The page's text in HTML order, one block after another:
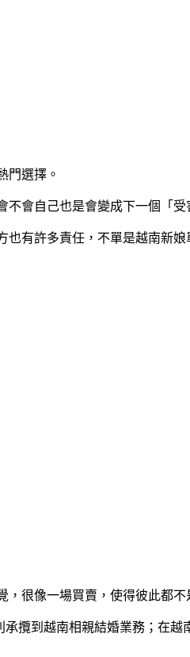
門選擇。
會自己也是會變成下一個「受
有許多責任，不單是越南新娘
很像一場買賣，使得彼此都
攬到越南相親結婚業務；在